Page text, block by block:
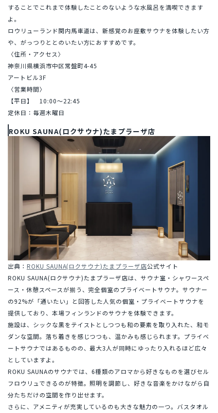
することでこれまで体験したことのないような水風呂を満喫できます
よ。
ロウリューランド関内馬車道は、新感覚のお座敷サウナを体験したい方
や、がっつりととのいたい方におすすめです。
〈住所・アクセス〉
神奈川県横浜市中区常盤町4-45
アートビル3F
〈営業時間〉
【平日】　10:00〜22:45
定休⽇：毎週⽊曜⽇
ROKU SAUNA(ロクサウナ)たまプラーザ店
出典： ROKU SAUNA(ロクサウナ)たまプラーザ店公式サイト
ROKU SAUNA(ロクサウナ)たまプラーザ店は、サウナ室・シャワースペ
ース・休憩スペースが揃う、完全個室のプライベートサウナ。サウナー
の92%が「通いたい」と回答した人気の個室・プライベートサウナを
提供しており、本場フィンランドのサウナを体験できます。
施設は、シックな黒をテイストとしつつも和の要素を取り入れた、和モ
ダンな空間。落ち着きを感じつつも、温かみも感じられます。プライベ
ートサウナではあるものの、最大3人が同時にゆったり入れるほど広々
としていますよ。
ROKU SAUNAのサウナでは、6種類のアロマから好きなものを選びセル
フロウリュできるのが特徴。照明を調節し、好きな音楽をかけながら自
分たちだけの空間を作り出せます。
さらに、アメニティが充実しているのも大きな魅力の一つ。バスタオル